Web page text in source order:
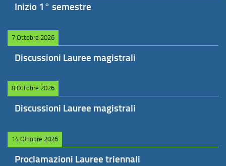
Inizio 1° semestre
7 Ottobre 2026
Discussioni Lauree magistrali
8 Ottobre 2026
Discussioni Lauree magistrali
14 Ottobre 2026
Proclamazioni Lauree triennali